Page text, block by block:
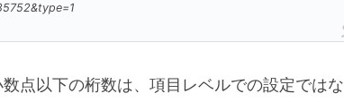
点以下の桁数は、項目レベルでの設定ではな